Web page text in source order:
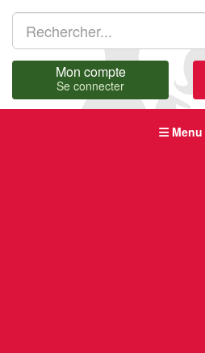
Mon compte
Se connecter
Menu